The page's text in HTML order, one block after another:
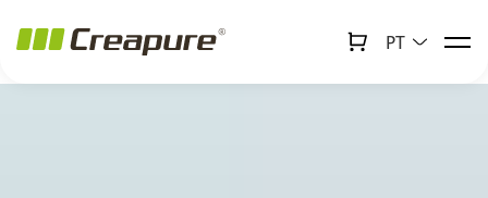
PT
Creabot
↻ x